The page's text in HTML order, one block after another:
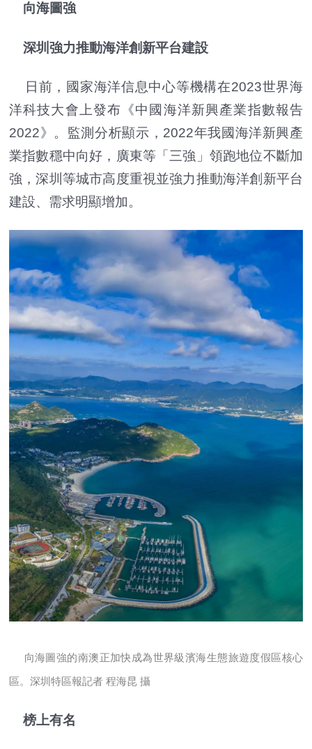
向海圖強
深圳強力推動海洋創新平台建設
日前，國家海洋信息中心等機構在2023世界海
洋科技大會上發布《中國海洋新興產業指數報告
2022》。監測分析顯示，2022年我國海洋新興產
業指數穩中向好，廣東等「三強」領跑地位不斷加
強，深圳等城市高度重視並強力推動海洋創新平台
建設、需求明顯增加。
向海圖強的南澳正加快成為世界級濱海生態旅遊度假區核心
區。深圳特區報記者 程海昆 攝
榜上有名